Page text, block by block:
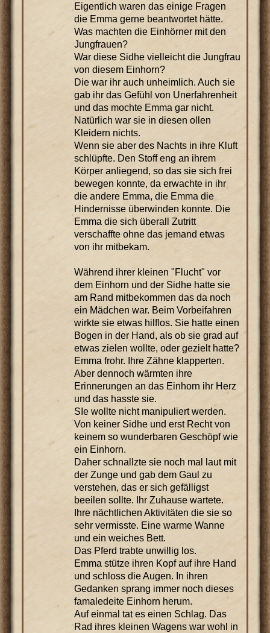
Eigentlich waren das einige Fragen
die Emma gerne beantwortet hätte.
Was machten die Einhörner mit den
Jungfrauen?
War diese Sidhe vielleicht die Jungfrau
von diesem Einhorn?
Die war ihr auch unheimlich. Auch sie
gab ihr das Gefühl von Unerfahrenheit
und das mochte Emma gar nicht.
Natürlich war sie in diesen ollen
Kleidern nichts.
Wenn sie aber des Nachts in ihre Kluft
schlüpfte. Den Stoff eng an ihrem
Körper anliegend, so das sie sich frei
bewegen konnte, da erwachte in ihr
die andere Emma, die Emma die
Hindernisse überwinden konnte. Die
Emma die sich überall Zutritt
verschaffte ohne das jemand etwas
von ihr mitbekam.
Während ihrer kleinen "Flucht" vor
dem Einhorn und der Sidhe hatte sie
am Rand mitbekommen das da noch
ein Mädchen war. Beim Vorbeifahren
wirkte sie etwas hilflos. Sie hatte einen
Bogen in der Hand, als ob sie grad auf
etwas zielen wollte, oder gezielt hatte?
Emma frohr. Ihre Zähne klapperten.
Aber dennoch wärmten ihre
Erinnerungen an das Einhorn ihr Herz
und das hasste sie.
SIe wollte nicht manipuliert werden.
Von keiner Sidhe und erst Recht von
keinem so wunderbaren Geschöpf wie
ein Einhorn.
Daher schnallzte sie noch mal laut mit
der Zunge und gab dem Gaul zu
verstehen, das er sich gefälligst
beeilen sollte. Ihr Zuhause wartete.
Ihre nächtlichen Aktivitäten die sie so
sehr vermisste. Eine warme Wanne
und ein weiches Bett.
Das Pferd trabte unwillig los.
Emma stütze ihren Kopf auf ihre Hand
und schloss die Augen. In ihren
Gedanken sprang immer noch dieses
famaledeite Einhorn herum.
Auf einmal tat es einen Schlag. Das
Rad ihres kleinen Wagens war wohl in